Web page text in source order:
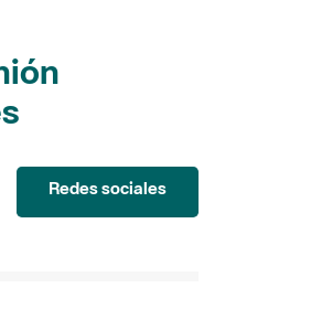
Redes sociales